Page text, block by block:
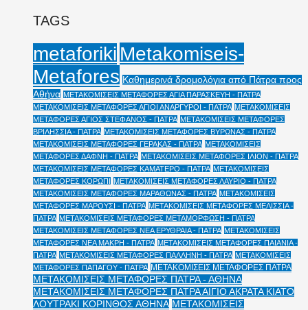
TAGS
metaforiki Metakomiseis-
Metafores Καθημερινά δρομολόγια από Πάτρα προς
Αθήνα ΜΕΤΑΚΟΜΙΣΕΙΣ ΜΕΤΑΦΟΡΕΣ ΑΓΙΑ ΠΑΡΑΣΚΕΥΗ - ΠΑΤΡΑ
ΜΕΤΑΚΟΜΙΣΕΙΣ ΜΕΤΑΦΟΡΕΣ ΑΓΙΟΙ ΑΝΑΡΓΥΡΟΙ - ΠΑΤΡΑ ΜΕΤΑΚΟΜΙΣΕΙΣ
ΜΕΤΑΦΟΡΕΣ ΑΓΙΟΣ ΣΤΕΦΑΝΟΣ - ΠΑΤΡΑ ΜΕΤΑΚΟΜΙΣΕΙΣ ΜΕΤΑΦΟΡΕΣ
ΒΡΙΛΗΣΣΙΑ - ΠΑΤΡΑ ΜΕΤΑΚΟΜΙΣΕΙΣ ΜΕΤΑΦΟΡΕΣ ΒΥΡΩΝΑΣ - ΠΑΤΡΑ
ΜΕΤΑΚΟΜΙΣΕΙΣ ΜΕΤΑΦΟΡΕΣ ΓΕΡΑΚΑΣ - ΠΑΤΡΑ ΜΕΤΑΚΟΜΙΣΕΙΣ
ΜΕΤΑΦΟΡΕΣ ΔΑΦΝΗ - ΠΑΤΡΑ ΜΕΤΑΚΟΜΙΣΕΙΣ ΜΕΤΑΦΟΡΕΣ ΙΛΙΟΝ - ΠΑΤΡΑ
ΜΕΤΑΚΟΜΙΣΕΙΣ ΜΕΤΑΦΟΡΕΣ ΚΑΜΑΤΕΡΟ - ΠΑΤΡΑ ΜΕΤΑΚΟΜΙΣΕΙΣ
ΜΕΤΑΦΟΡΕΣ ΚΟΡΩΠΙ ΜΕΤΑΚΟΜΙΣΕΙΣ ΜΕΤΑΦΟΡΕΣ ΛΑΥΡΙΟ - ΠΑΤΡΑ
ΜΕΤΑΚΟΜΙΣΕΙΣ ΜΕΤΑΦΟΡΕΣ ΜΑΡΑΘΩΝΑΣ - ΠΑΤΡΑ ΜΕΤΑΚΟΜΙΣΕΙΣ
ΜΕΤΑΦΟΡΕΣ ΜΑΡΟΥΣΙ - ΠΑΤΡΑ ΜΕΤΑΚΟΜΙΣΕΙΣ ΜΕΤΑΦΟΡΕΣ ΜΕΛΙΣΣΙΑ -
ΠΑΤΡΑ ΜΕΤΑΚΟΜΙΣΕΙΣ ΜΕΤΑΦΟΡΕΣ ΜΕΤΑΜΟΡΦΩΣΗ - ΠΑΤΡΑ
ΜΕΤΑΚΟΜΙΣΕΙΣ ΜΕΤΑΦΟΡΕΣ ΝΕΑ ΕΡΥΘΡΑΙΑ - ΠΑΤΡΑ ΜΕΤΑΚΟΜΙΣΕΙΣ
ΜΕΤΑΦΟΡΕΣ ΝΕΑ ΜΑΚΡΗ - ΠΑΤΡΑ ΜΕΤΑΚΟΜΙΣΕΙΣ ΜΕΤΑΦΟΡΕΣ ΠΑΙΑΝΙΑ -
ΠΑΤΡΑ ΜΕΤΑΚΟΜΙΣΕΙΣ ΜΕΤΑΦΟΡΕΣ ΠΑΛΛΗΝΗ - ΠΑΤΡΑ ΜΕΤΑΚΟΜΙΣΕΙΣ
ΜΕΤΑΦΟΡΕΣ ΠΑΠΑΓΟΥ - ΠΑΤΡΑ ΜΕΤΑΚΟΜΙΣΕΙΣ ΜΕΤΑΦΟΡΕΣ ΠΑΤΡΑ
ΜΕΤΑΚΟΜΙΣΕΙΣ ΜΕΤΑΦΟΡΕΣ ΠΑΤΡΑ - ΑΘΗΝΑ
ΜΕΤΑΚΟΜΙΣΕΙΣ ΜΕΤΑΦΟΡΕΣ ΠΑΤΡΑ ΑΙΓΙΟ ΑΚΡΑΤΑ ΚΙΑΤΟ
ΛΟΥΤΡΑΚΙ ΚΟΡΙΝΘΟΣ ΑΘΗΝΑ ΜΕΤΑΚΟΜΙΣΕΙΣ